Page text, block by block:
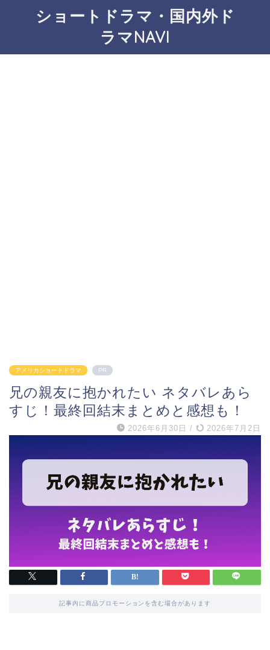
ショートドラマ・国内外ド
ラマNAVI
アメリカショートドラマ PR
兄の親友に抱かれたい ネタバレあら
すじ！最終回結末まとめと感想も！
2026年6月30日 / 2026年7月2日
記事内に商品プロモーションを含む場合があります